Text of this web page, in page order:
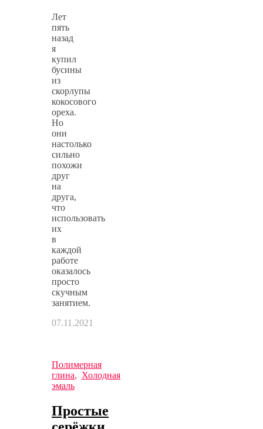
Лет
пять
назад
я
купил
бусины
из
скорлупы
кокосового
ореха.
Но
они
настолько
сильно
похожи
друг
на
друга,
что
использовать
их
в
каждой
работе
оказалось
просто
скучным
занятием.
07.11.2021
Полимерная
глина, Холодная
эмаль
Простые